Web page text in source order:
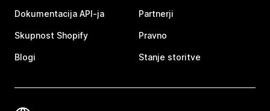
Dokumentacija API-ja
Skupnost Shopify
Blogi
Partnerji
Pravno
Stanje storitve